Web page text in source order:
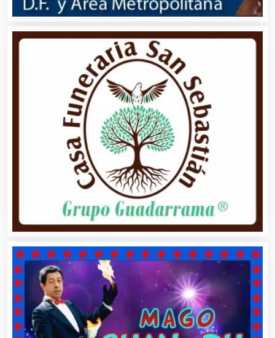
Albercas
Alimentos
Almacenaje
Alquiler de Autos
Alquiler de Equipos para Fiestas
Alquiler de Sillas y Mesas
Alquiler de Trajes de Etiqueta